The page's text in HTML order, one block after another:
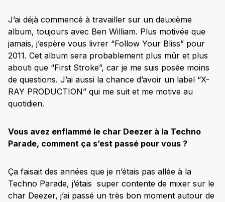
J’ai déjà commencé à travailler sur un deuxième
album, toujours avec Ben William. Plus motivée que
jamais, j’espère vous livrer “Follow Your Bliss” pour
2011. Cet album sera probablement plus mûr et plus
abouti que “First Stroke”, car je me suis posée moins
de questions. J’ai aussi la chance d’avoir un label “X-
RAY PRODUCTION” qui me suit et me motive au
quotidien.
Vous avez enflammé le char Deezer à la Techno
Parade, comment ça s’est passé pour vous ?
Ça faisait des années que je n’étais pas allée à la
Techno Parade, j’étais super contente de mixer sur le
char Deezer, j’ai passé un très bon moment autour de